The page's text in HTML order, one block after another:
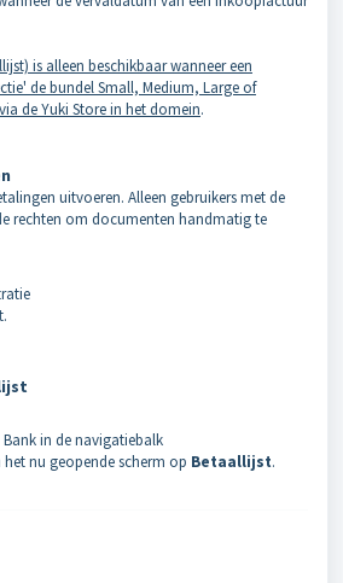
is alleen beschikbaar wanneer een
de bundel Small, Medium, Large of
de Yuki Store in het domein.
uitvoeren. Alleen gebruikers met de
rechten om documenten handmatig te
in de navigatiebalk
nu geopende scherm op Betaallijst.